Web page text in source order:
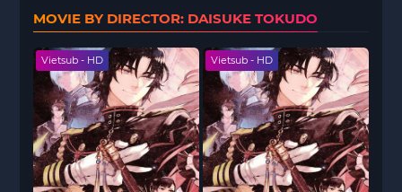
MOVIE BY DIRECTOR: DAISUKE TOKUDO
Vietsub - HD Vietsub - HD